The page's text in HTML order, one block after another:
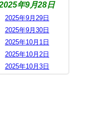
年9月28日
2025年9月29日
2025年9月30日
2025年10月1日
2025年10月2日
2025年10月3日